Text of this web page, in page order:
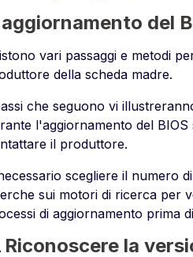
del
vari passaggi e metodi
della scheda madre.
che seguono vi
l'aggiornamento del
il produttore.
scegliere il numero
sui motori di ricerca per
di aggiornamento prima
Riconoscere la